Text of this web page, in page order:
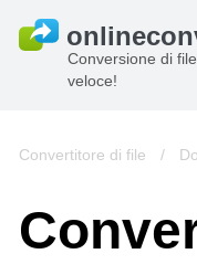
Conversione di
veloce!
Convertitore di file /